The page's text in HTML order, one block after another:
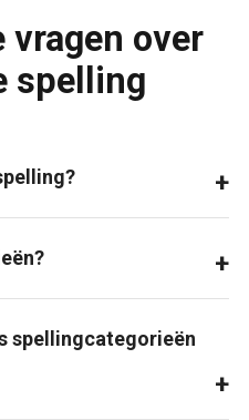
vragen over
spelling
spellingcategorieën